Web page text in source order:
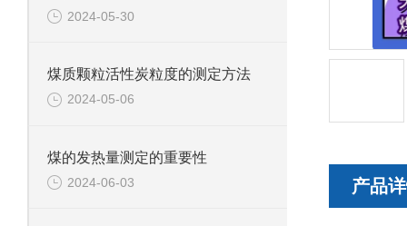
产品
2024-05-30
煤质颗粒活性炭粒度的测定方法
2024-05-06
煤的发热量测定的重要性
2024-06-03